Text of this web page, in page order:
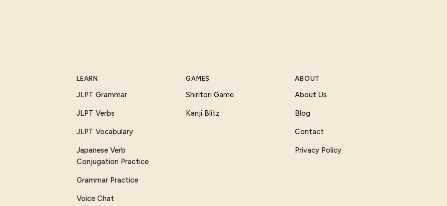
LEARN
JLPT Grammar
JLPT Verbs
JLPT Vocabulary
Japanese Verb
Conjugation Practice
Grammar Practice
Voice Chat
GAMES
Shiritori Game
Kanji Blitz
ABOUT
About Us
Blog
Contact
Privacy Policy